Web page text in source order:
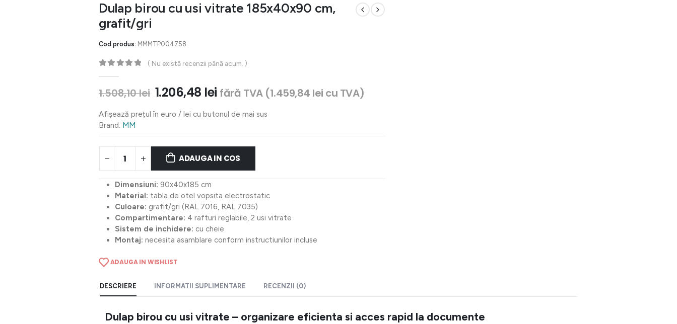
Dulap birou cu usi vitrate 185x40x90 cm,
grafit/gri
Cod produs: MMMTP004758
( Nu există recenzii până acum. )
1.508,10lei Prețul
a
1.508,10 lei.
1.206,48 leiPrețul
este:
fără TVA (1.459,84 lei cu TVA)
Afișează prețul în euro / lei cu butonul de mai sus
Brand: MM
ADAUGA IN COS
Dimensiuni: 90x40x185 cm
Material: tabla de otel vopsita electrostatic
Culoare: grafit/gri (RAL 7016, RAL 7035)
Compartimentare: 4 rafturi reglabile, 2 usi vitrate
Sistem de inchidere: cu cheie
Montaj: necesita asamblare conform instructiunilor incluse
ADAUGA IN WISHLIST
DESCRIERE INFORMATII SUPLIMENTARE RECENZII (0)
Dulap birou cu usi vitrate – organizare eficienta si acces rapid la documente